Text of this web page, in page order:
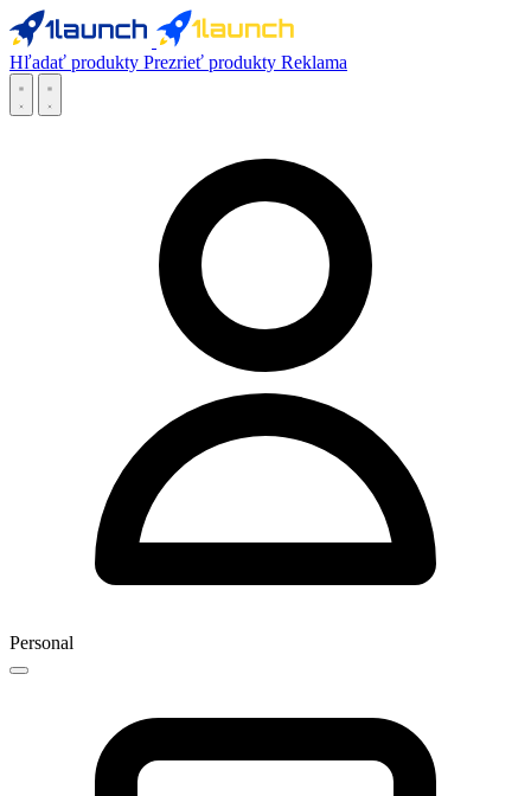
Hľadať produkty Prezrieť produkty Reklama
Personal